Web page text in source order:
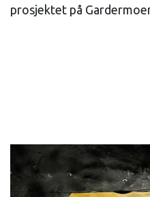
prosjektet på